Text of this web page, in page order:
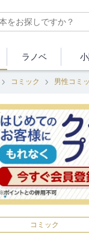
ラノベ
コミック 男性コミ
コミック